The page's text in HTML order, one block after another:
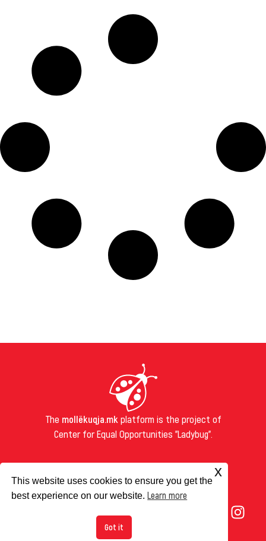
The mollëkuqja.mk platform is the project of
Center for Equal Opportunities "Ladybug".
ABOUT US
IMPRESUM
This website uses cookies to ensure you get the
best experience on our website. Learn more
Got it
x